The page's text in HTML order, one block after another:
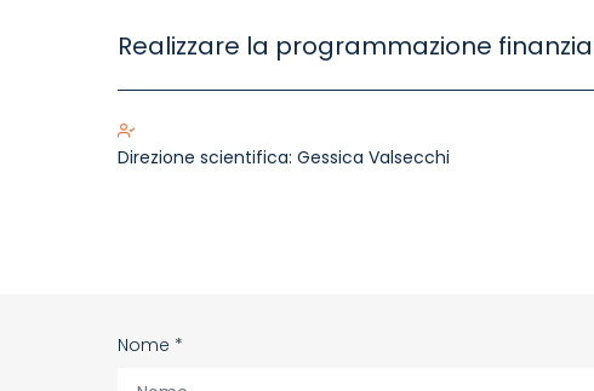
Realizzare la programmazione
Direzione scientifica: Gessica Valsecchi
Nome *